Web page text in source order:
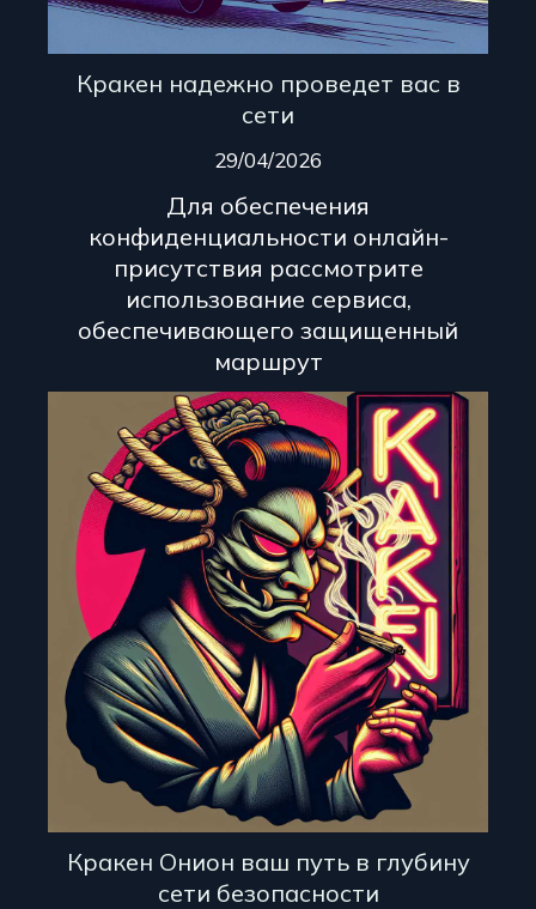
Кракен надежно проведет вас в
сети
29/04/2026
Для обеспечения
конфиденциальности онлайн-
присутствия рассмотрите
использование сервиса,
обеспечивающего защищенный
маршрут
Кракен Онион ваш путь в глубину
сети безопасности